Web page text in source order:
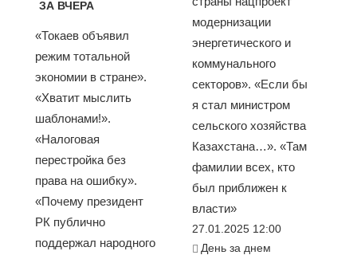
ЗА ВЧЕРА
«Токаев объявил
режим тотальной
экономии в стране».
«Хватит мыслить
шаблонами!».
«Налоговая
перестройка без
права на ошибку».
«Почему президент
РК публично
поддержал народного
модернизации
энергетического и
коммунального
секторов». «Если бы
я стал министром
сельского хозяйства
Казахстана…». «Там
фамилии всех, кто
был приближен к
власти»
27.01.2025 12:00
День за днем